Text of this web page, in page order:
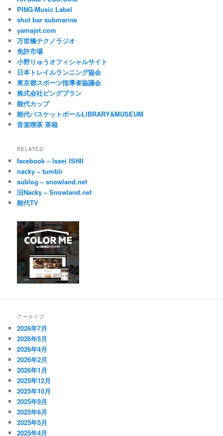
PING-Music Label
shot bar submarine
yamajet.com
万世橋テクノラジオ
免許市場
小野りゅうオフィシャルサイト
日本トレイルランニング協会
東京都スポーツ指導者協議会
株式会社ピングプラン
能代カップ
能代バスケットボールLIBRARY&MUSEUM
音楽喫茶 茶箱
RELATED
facebook – Issei ISHII
nacky – tumblr
sublog – snowland.net
旧Nacky – Snowland.net
能代TV
アーカイブ
2026年7月
2026年5月
2026年4月
2026年2月
2026年1月
2025年12月
2025年10月
2025年9月
2025年6月
2025年5月
2025年4月